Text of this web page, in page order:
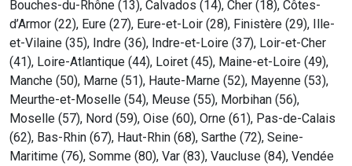
Bouches-du-Rhône (13), Calvados (14), Cher (18), Côtes-
d’Armor (22), Eure (27), Eure-et-Loir (28), Finistère (29), Ille-
et-Vilaine (35), Indre (36), Indre-et-Loire (37), Loir-et-Cher
(41), Loire-Atlantique (44), Loiret (45), Maine-et-Loire (49),
Manche (50), Marne (51), Haute-Marne (52), Mayenne (53),
Meurthe-et-Moselle (54), Meuse (55), Morbihan (56),
Moselle (57), Nord (59), Oise (60), Orne (61), Pas-de-Calais
(62), Bas-Rhin (67), Haut-Rhin (68), Sarthe (72), Seine-
Maritime (76), Somme (80), Var (83), Vaucluse (84), Vendée